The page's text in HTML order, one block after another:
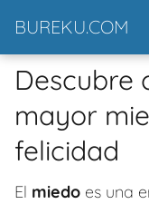
BUREKU.COM
Descubre
mayor
felicidad
El miedo es una